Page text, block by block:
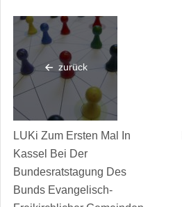
zurück
LUKi Zum Ersten Mal In
Kassel Bei Der
Bundesratstagung Des
Bunds Evangelisch-